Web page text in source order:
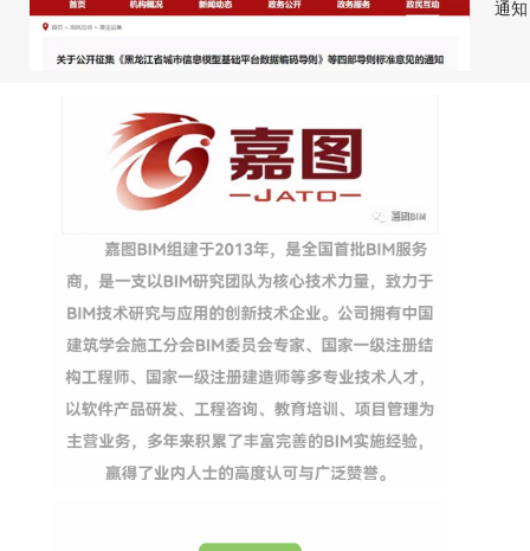
通知